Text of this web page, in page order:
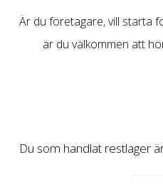
Är du företagare, vill starta
är du välkommen att
Du som handlat restlager